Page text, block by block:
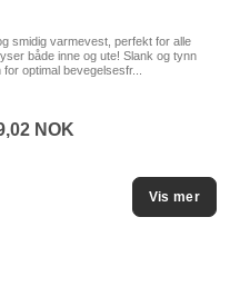
smidig varmevest, perfekt for alle
både inne og ute! Slank og tynn
for optimal bevegelsesfr...
NOK